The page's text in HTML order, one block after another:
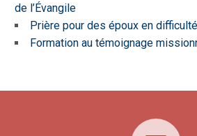
de l’Évangile
Prière pour des époux en difficulté
Formation au témoignage